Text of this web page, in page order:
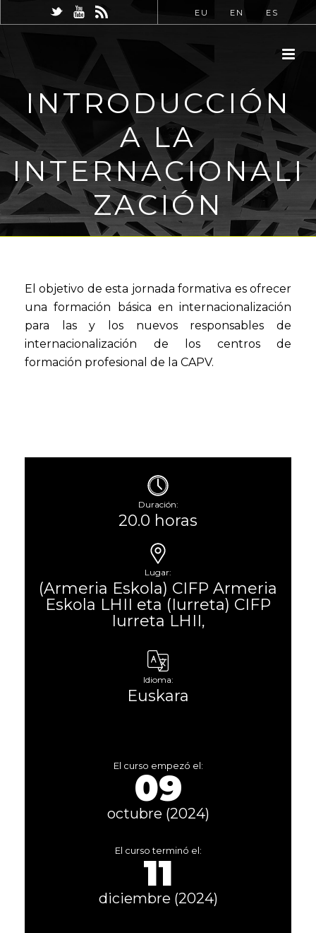
EU EN ES
INTRODUCCIÓN
A LA
INTERNACIONALI
ZACIÓN
El objetivo de esta jornada formativa es ofrecer
una formación básica en internacionalización
para las y los nuevos responsables de
internacionalización de los centros de
formación profesional de la CAPV.
Duración:
20.0 horas
Lugar:
(Armeria Eskola) CIFP Armeria
Eskola LHII eta (Iurreta) CIFP
Iurreta LHII,
Idioma:
Euskara
El curso empezó el:
09
octubre (2024)
El curso terminó el:
11
diciembre (2024)